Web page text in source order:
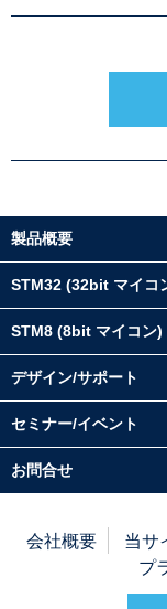
製品概要
STM32 (32bit マイコ
STM8 (8bit マイコン)
デザイン/サポート
セミナー/イベント
お問合せ
会社概要 当サ
プ